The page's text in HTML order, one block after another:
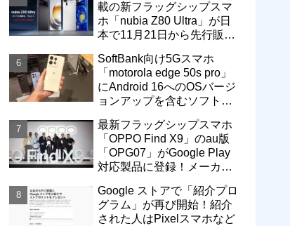
載の新フラッグシップスマ
ホ「nubia Z80 Ultra」が日
本で11月21日から先行販
SoftBank向け5Gスマホ
「motorola edge 50s pro」
にAndroid 16へのOSバージ
ョンアップを含むソフトウ
最新フラッグシップスマホ
「OPPO Find X9」のau版
「OPG07」がGoogle Play
対応製品に登録！メーカー
売へ
Google ストアで「紹介プロ
グラム」が再び開始！紹介
された人はPixelスマホなど